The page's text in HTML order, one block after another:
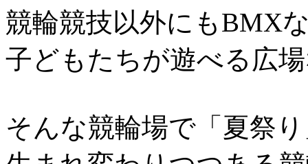
競輪競技以外にもBMX
子どもたちが遊べる広
そんな競輪場で「夏祭